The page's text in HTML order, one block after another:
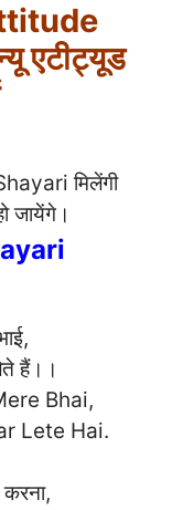
एटीट्यूड
मिलेंगी
जायेंगे।
हैं।।
Bhai,
Lete Hai.